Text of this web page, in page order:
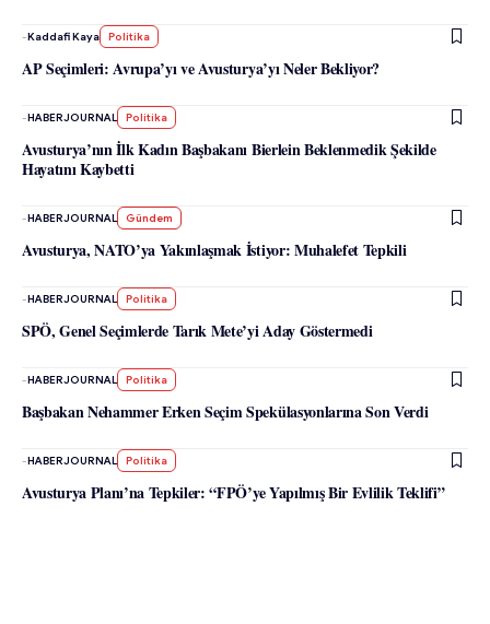
-Kaddafi Kaya Politika
AP Seçimleri: Avrupa’yı ve Avusturya’yı Neler Bekliyor?
-HABERJOURNAL Politika
Avusturya’nın İlk Kadın Başbakanı Bierlein Beklenmedik Şekilde
Hayatını Kaybetti
-HABERJOURNAL Gündem
Avusturya, NATO’ya Yakınlaşmak İstiyor: Muhalefet Tepkili
-HABERJOURNAL Politika
SPÖ, Genel Seçimlerde Tarık Mete’yi Aday Göstermedi
-HABERJOURNAL Politika
Başbakan Nehammer Erken Seçim Spekülasyonlarına Son Verdi
-HABERJOURNAL Politika
Avusturya Planı’na Tepkiler: “FPÖ’ye Yapılmış Bir Evlilik Teklifi”